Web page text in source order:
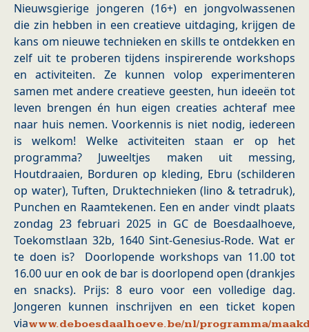
Nieuwsgierige jongeren (16+) en jongvolwassenen
die zin hebben in een creatieve uitdaging, krijgen de
kans om nieuwe technieken en skills te ontdekken en
zelf uit te proberen tijdens inspirerende workshops
en activiteiten. Ze kunnen volop experimenteren
samen met andere creatieve geesten, hun ideeën tot
leven brengen én hun eigen creaties achteraf mee
naar huis nemen. Voorkennis is niet nodig, iedereen
is welkom! Welke activiteiten staan er op het
programma? Juweeltjes maken uit messing,
Houtdraaien, Borduren op kleding, Ebru (schilderen
op water), Tuften, Druktechnieken (lino & tetradruk),
Punchen en Raamtekenen. Een en ander vindt plaats
zondag 23 februari 2025 in GC de Boesdaalhoeve,
Toekomstlaan 32b, 1640 Sint-Genesius-Rode. Wat er
te doen is? Doorlopende workshops van 11.00 tot
16.00 uur en ook de bar is doorlopend open (drankjes
en snacks). Prijs: 8 euro voor een volledige dag.
Jongeren kunnen inschrijven en een ticket kopen
viawww.deboesdaalhoeve.be/nl/programma/